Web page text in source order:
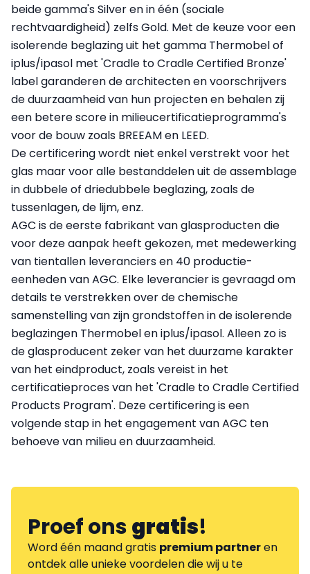
beide gamma's Silver en in één (sociale
rechtvaardigheid) zelfs Gold. Met de keuze voor een
isolerende beglazing uit het gamma Thermobel of
iplus/ipasol met 'Cradle to Cradle Certified Bronze'
label garanderen de architecten en voorschrijvers
de duurzaamheid van hun projecten en behalen zij
een betere score in milieucertificatieprogramma's
voor de bouw zoals BREEAM en LEED.
De certificering wordt niet enkel verstrekt voor het
glas maar voor alle bestanddelen uit de assemblage
in dubbele of driedubbele beglazing, zoals de
tussenlagen, de lijm, enz.
AGC is de eerste fabrikant van glasproducten die
voor deze aanpak heeft gekozen, met medewerking
van tientallen leveranciers en 40 productie-
eenheden van AGC. Elke leverancier is gevraagd om
details te verstrekken over de chemische
samenstelling van zijn grondstoffen in de isolerende
beglazingen Thermobel en iplus/ipasol. Alleen zo is
de glasproducent zeker van het duurzame karakter
van het eindproduct, zoals vereist in het
certificatieproces van het 'Cradle to Cradle Certified
Products Program'. Deze certificering is een
volgende stap in het engagement van AGC ten
behoeve van milieu en duurzaamheid.
Proef onsgratis!
Word één maand gratis premium partneren
ontdek alle unieke voordelen die wij u te